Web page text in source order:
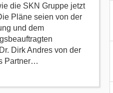
die SKN Gruppe jetzt
Pläne seien von der
und dem
Dirk Andres von der
Partner…